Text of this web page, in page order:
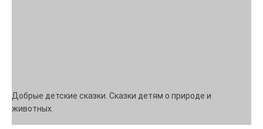
Добрые детские сказки. Сказки детям о природе и
животных.